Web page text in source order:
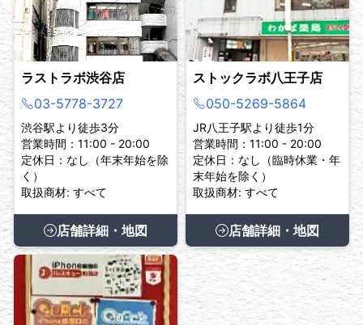
ラストラボ渋谷店
03-5778-3727
渋谷駅より徒歩3分
営業時間：11:00 - 20:00
定休日：なし（年末年始を除
く）
取扱商材: すべて
店舗詳細・地図
ストックラボ八王子店
050-5269-5864
JR八王子駅より徒歩1分
営業時間：11:00 - 20:00
定休日：なし（臨時休業・年
末年始を除く）
取扱商材: すべて
店舗詳細・地図